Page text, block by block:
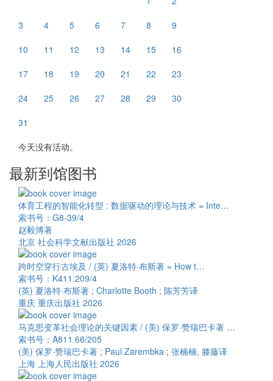
3
4 5 6 7 8
9
10
11 12 13 14 15
16
17
18 19 20 21 22
23
24
25 26 27 28 29
30
31
今天没有活动。
最新到馆图书
体育工程的智能化转型 : 数据驱动的理论与技术 = Inte…
索书号：G8-39/4
赵毅博著
北京 社会科学文献出版社 2026
跨时空穿行古埃及 / (英) 夏洛特·布斯著 = How t…
索书号：K411.209/4
(英) 夏洛特·布斯著 ; Charlotte Booth ; 陈芳芳译
重庆 重庆出版社 2026
马克思变革社会理论的关键因素 / (美) 保罗·赞瑞巴卡著 …
索书号：A811.66/205
(美) 保罗·赞瑞巴卡著 ; Paul Zarembka ; 张楠楠, 滕藤译
上海 上海人民出版社 2026